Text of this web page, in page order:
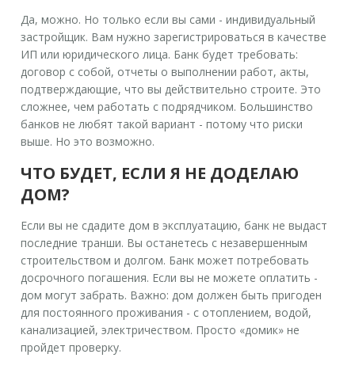
Да, можно. Но только если вы сами - индивидуальный
застройщик. Вам нужно зарегистрироваться в качестве
ИП или юридического лица. Банк будет требовать:
договор с собой, отчеты о выполнении работ, акты,
подтверждающие, что вы действительно строите. Это
сложнее, чем работать с подрядчиком. Большинство
банков не любят такой вариант - потому что риски
выше. Но это возможно.
ЧТО БУДЕТ, ЕСЛИ Я НЕ ДОДЕЛАЮ
ДОМ?
Если вы не сдадите дом в эксплуатацию, банк не выдаст
последние транши. Вы останетесь с незавершенным
строительством и долгом. Банк может потребовать
досрочного погашения. Если вы не можете оплатить -
дом могут забрать. Важно: дом должен быть пригоден
для постоянного проживания - с отоплением, водой,
канализацией, электричеством. Просто «домик» не
пройдет проверку.